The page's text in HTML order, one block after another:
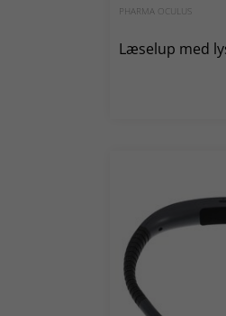
PHARMA OCULUS
Læselup med